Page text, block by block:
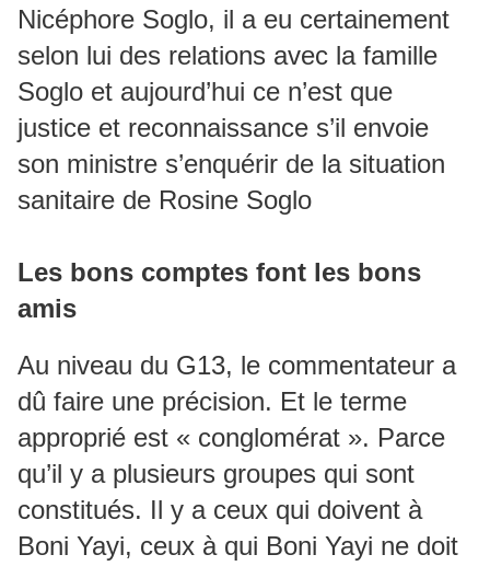
Nicéphore Soglo, il a eu certainement
selon lui des relations avec la famille
Soglo et aujourd’hui ce n’est que
justice et reconnaissance s’il envoie
son ministre s’enquérir de la situation
sanitaire de Rosine Soglo
Les bons comptes font les bons
amis
Au niveau du G13, le commentateur a
dû faire une précision. Et le terme
approprié est « conglomérat ». Parce
qu’il y a plusieurs groupes qui sont
constitués. Il y a ceux qui doivent à
Boni Yayi, ceux à qui Boni Yayi ne doit